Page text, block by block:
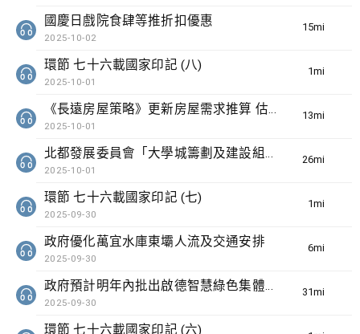
15min(s)
國慶日戲院食肆等推折扣優惠
2025-10-02
1min(s)
環節 七十六載國家印記 (八)
2025-10-01
13min(s)
《長遠房屋策略》更新房屋需求推算 估計非本地生每年房屋需求約1590伙
2025-10-01
26min(s)
北都發展委員會「大學城籌劃及建設組」昨舉行首次會議
2025-10-01
1min(s)
環節 七十六載國家印記 (七)
2025-09-30
6min(s)
政府優化萬宜水庫東壩人流及交通安排
2025-09-30
31min(s)
政府預計明年內批出啟德智慧綠色集體運輸系統合約
2025-09-30
環節 七十六載國家印記 (六)